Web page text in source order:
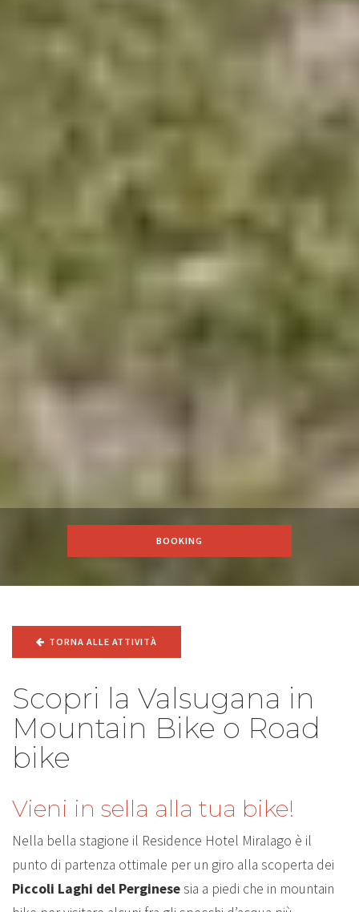
BOOKING
TORNA ALLE ATTIVITÀ
Scopri la Valsugana in
Mountain Bike o Road
bike
Vieni in sella alla tua bike!
Nella bella stagione il Residence Hotel Miralago è il
punto di partenza ottimale per un giro alla scoperta dei
Piccoli Laghi del Perginesesia a piedi che in mountain